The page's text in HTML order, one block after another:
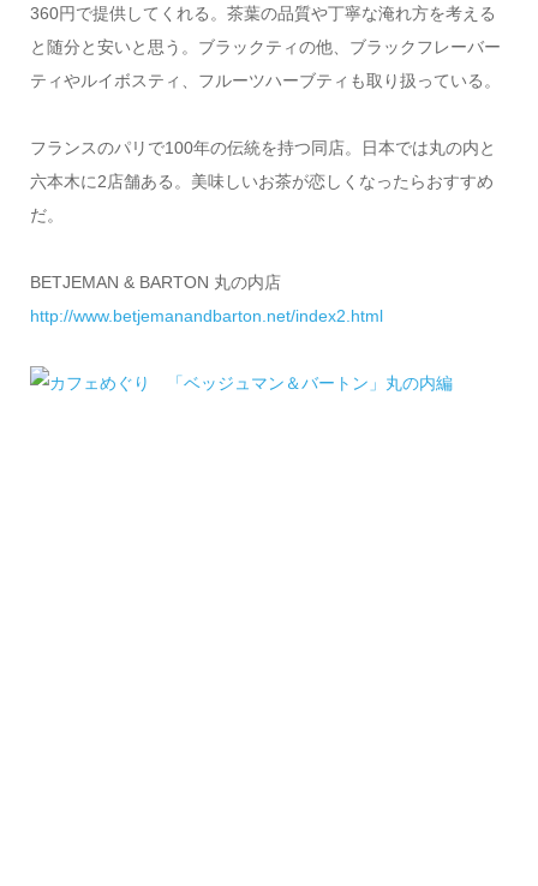
360円で提供してくれる。茶葉の品質や丁寧な淹れ方を考える
と随分と安いと思う。ブラックティの他、ブラックフレーバー
ティやルイボスティ、フルーツハーブティも取り扱っている。
フランスのパリで100年の伝統を持つ同店。日本では丸の内と
六本木に2店舗ある。美味しいお茶が恋しくなったらおすすめ
だ。
BETJEMAN & BARTON 丸の内店
http://www.betjemanandbarton.net/index2.html